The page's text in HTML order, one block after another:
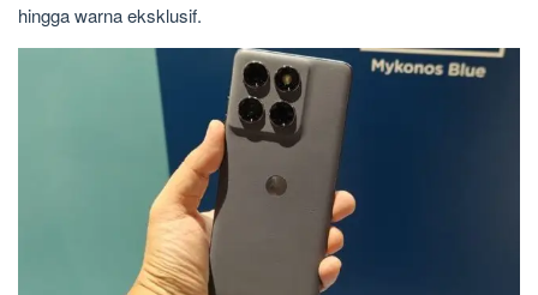
hingga warna eksklusif.